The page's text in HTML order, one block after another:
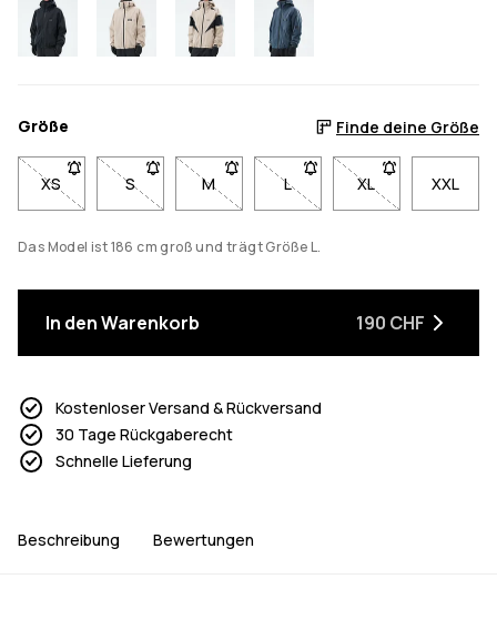
Größe Finde deine Größe
XS- Größe XS nicht verfügbar. Klicke, um benachrichtigt zu
S- Größe S nicht verfügbar. Klicke, um
M- Größe M nicht verfügbar. Klicke, um
L- Größe L nicht verfügbar.
XL- Größe XL nicht
XXL
Das Model ist 186 cm groß und trägt Größe L.
In den Warenkorb 190 CHF
Kostenloser Versand & Rückversand
30 Tage Rückgaberecht
Schnelle Lieferung
Beschreibung Bewertungen